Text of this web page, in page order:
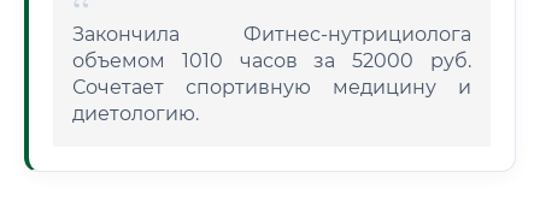
Закончила Фитнес-нутрициолога
объемом 1010 часов за 52000 руб.
Сочетает спортивную медицину и
диетологию.